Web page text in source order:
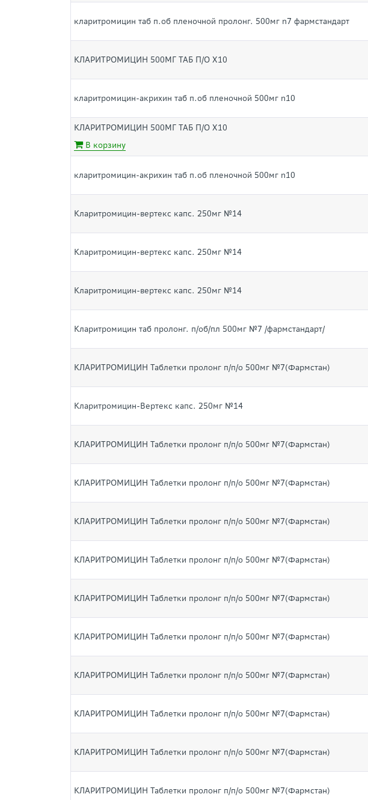
кларитромицин таб п.об пленочной пролонг. 500мг n7 фармстандарт
КЛАРИТРОМИЦИН 500МГ ТАБ П/О Х10
кларитромицин-акрихин таб п.об пленочной 500мг n10
КЛАРИТРОМИЦИН 500МГ ТАБ П/О Х10
В корзину
кларитромицин-акрихин таб п.об пленочной 500мг n10
Кларитромицин-вертекс капс. 250мг №14
Кларитромицин-вертекс капс. 250мг №14
Кларитромицин-вертекс капс. 250мг №14
Кларитромицин таб пролонг. п/об/пл 500мг №7 /фармстандарт/
КЛАРИТРОМИЦИН Таблетки пролонг п/п/о 500мг №7(Фармстан)
Кларитромицин-Вертекс капс. 250мг №14
КЛАРИТРОМИЦИН Таблетки пролонг п/п/о 500мг №7(Фармстан)
КЛАРИТРОМИЦИН Таблетки пролонг п/п/о 500мг №7(Фармстан)
КЛАРИТРОМИЦИН Таблетки пролонг п/п/о 500мг №7(Фармстан)
КЛАРИТРОМИЦИН Таблетки пролонг п/п/о 500мг №7(Фармстан)
КЛАРИТРОМИЦИН Таблетки пролонг п/п/о 500мг №7(Фармстан)
КЛАРИТРОМИЦИН Таблетки пролонг п/п/о 500мг №7(Фармстан)
КЛАРИТРОМИЦИН Таблетки пролонг п/п/о 500мг №7(Фармстан)
КЛАРИТРОМИЦИН Таблетки пролонг п/п/о 500мг №7(Фармстан)
КЛАРИТРОМИЦИН Таблетки пролонг п/п/о 500мг №7(Фармстан)
КЛАРИТРОМИЦИН Таблетки пролонг п/п/о 500мг №7(Фармстан)